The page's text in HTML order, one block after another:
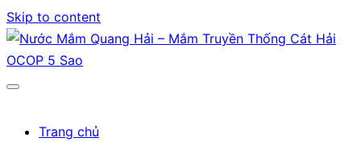
Skip to content
Trang chủ